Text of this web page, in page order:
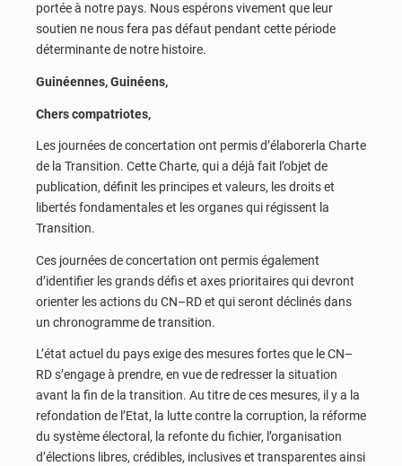
portée à notre pays. Nous espérons vivement que leur
soutien ne nous fera pas défaut pendant cette période
déterminante de notre histoire.
Guinéennes, Guinéens,
Chers compatriotes,
Les journées de concertation ont permis d’élaborerla Charte
de la Transition. Cette Charte, qui a déjà fait l’objet de
publication, définit les principes et valeurs, les droits et
libertés fondamentales et les organes qui régissent la
Transition.
Ces journées de concertation ont permis également
d’identifier les grands défis et axes prioritaires qui devront
orienter les actions du CN–RD et qui seront déclinés dans
un chronogramme de transition.
L’état actuel du pays exige des mesures fortes que le CN–
RD s’engage à prendre, en vue de redresser la situation
avant la fin de la transition. Au titre de ces mesures, il y a la
refondation de l’Etat, la lutte contre la corruption, la réforme
du système électoral, la refonte du fichier, l’organisation
d’élections libres, crédibles, inclusives et transparentes ainsi